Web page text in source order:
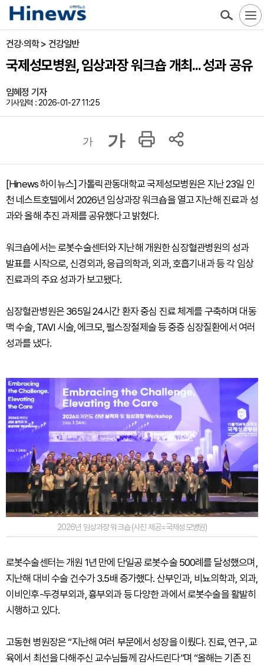
건강·의학 > 건강일반
국제성모병원, 임상과장 워크숍 개최... 성과 공유
임혜정 기자
기사입력 : 2026-01-27 11:25
가 가
[Hinews 하이뉴스] 가톨릭관동대학교 국제성모병원은 지난 23일 인
천 네스트호텔에서 2026년 임상과장 워크숍을 열고 지난해 진료과 성
과와 올해 추진 과제를 공유했다고 밝혔다.
워크숍에서는 로봇수술센터와 지난해 개원한 심장혈관병원의 성과
발표를 시작으로, 신경외과, 응급의학과, 외과, 호흡기내과 등 각 임상
진료과의 주요 성과가 보고됐다.
심장혈관병원은 365일 24시간 환자 중심 진료 체계를 구축하며 대동
맥 수술, TAVI 시술, 에크모, 펄스장절제술 등 중증 심장질환에서 여러
성과를 냈다.
2026년 임상과장 워크숍 (사진 제공=국제성모병원)
로봇수술센터는 개원 1년 만에 단일공 로봇수술 500례를 달성했으며,
지난해 대비 수술 건수가 3.5배 증가했다. 산부인과, 비뇨의학과, 외과,
이비인후-두경부외과, 흉부외과 등 다양한 과에서 로봇수술을 활발히
시행하고 있다.
고동현 병원장은 “지난해 여러 부문에서 성장을 이뤘다. 진료, 연구, 교
육에서 최선을 다해주신 교수님들께 감사드린다”며 “올해는 기존 진